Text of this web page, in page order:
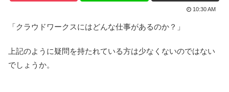
10:30 AM
「クラウドワークスにはどんな仕事があるのか？」
上記のように疑問を持たれている方は少なくないのではない
でしょうか。